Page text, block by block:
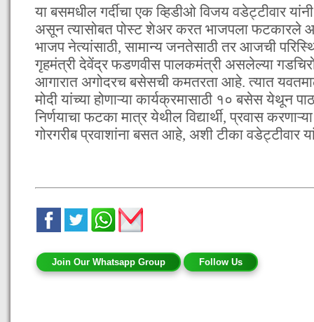
या बसमधील गर्दीचा एक व्हिडीओ विजय वडेट्टीवार
असून त्यासोबत पोस्ट शेअर करत भाजपला
भाजप नेत्यांसाठी, सामान्य जनतेसाठी तर आजची
गृहमंत्री देवेंद्र फडणवीस पालकमंत्री असलेल्या
आगारात अगोदरच बसेसची कमतरता आहे. त्यात
मोदी यांच्या होणाऱ्या कार्यक्रमासाठी १० बसेस येथून
निर्णयाचा फटका मात्र येथील विद्यार्थी, प्रवास
गोरगरीब प्रवाशांना बसत आहे, अशी टीका वडेट्टीवार
Join Our Whatsapp Group Follow Us